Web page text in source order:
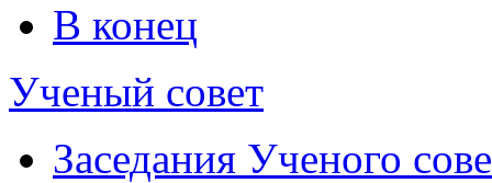
В конец
Ученый совет
Заседания Ученого